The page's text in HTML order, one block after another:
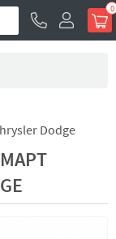
0
Dodge